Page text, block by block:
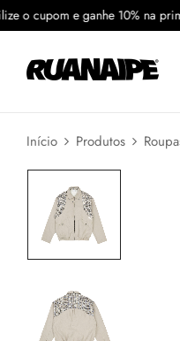
Utilize o cupom e ganhe 10%
Início Produtos